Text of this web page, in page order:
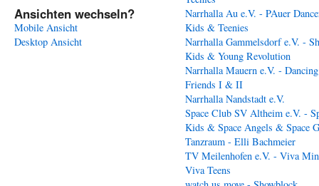
Ansichten wechseln?
Mobile Ansicht
Desktop Ansicht
Narrhalla Au e.V. - PAuer
Kids & Teenies
Narrhalla Gammelsdorf e.V. -
Kids & Young Revolution
Narrhalla Mauern e.V. - Dancing
Friends I & II
Narrhalla Nandstadt e.V.
Space Club SV Altheim e.V. -
Kids & Space Angels & Space
Tanzraum - Elli Bachmeier
TV Meilenhofen e.V. - Viva
Viva Teens